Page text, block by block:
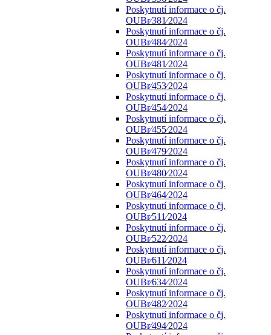
Poskytnutí informace o čj.
OUBr⁄381⁄2024
Poskytnutí informace o čj.
OUBr⁄484⁄2024
Poskytnutí informace o čj.
OUBr⁄481⁄2024
Poskytnutí informace o čj.
OUBr⁄453⁄2024
Poskytnutí informace o čj.
OUBr⁄454⁄2024
Poskytnutí informace o čj.
OUBr⁄455⁄2024
Poskytnutí informace o čj.
OUBr⁄479⁄2024
Poskytnutí informace o čj.
OUBr⁄480⁄2024
Poskytnutí informace o čj.
OUBr⁄464⁄2024
Poskytnutí informace o čj.
OUBr⁄511⁄2024
Poskytnutí informace o čj.
OUBr⁄522⁄2024
Poskytnutí informace o čj.
OUBr⁄611⁄2024
Poskytnutí informace o čj.
OUBr⁄634⁄2024
Poskytnutí informace o čj.
OUBr⁄482⁄2024
Poskytnutí informace o čj.
OUBr⁄494⁄2024